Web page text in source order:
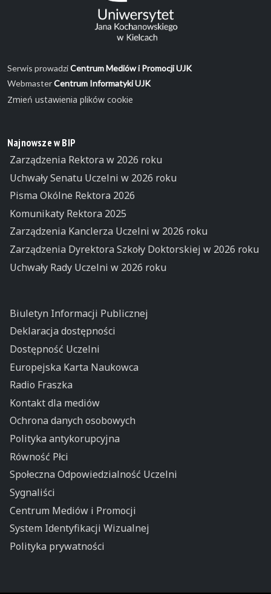
Serwis prowadziCentrum Mediów i Promocji UJK
WebmasterCentrum Informatyki UJK
Zmień ustawienia plików cookie
Najnowsze w BIP
Zarządzenia Rektora w 2026 roku
Uchwały Senatu Uczelni w 2026 roku
Pisma Okólne Rektora 2026
Komunikaty Rektora 2025
Zarządzenia Kanclerza Uczelni w 2026 roku
Zarządzenia Dyrektora Szkoły Doktorskiej w 2026 roku
Uchwały Rady Uczelni w 2026 roku
Biuletyn Informacji Publicznej
Deklaracja dostępności
Dostępność Uczelni
Europejska Karta Naukowca
Radio Fraszka
Kontakt dla mediów
Ochrona danych osobowych
Polityka antykorupcyjna
Równość Płci
Społeczna Odpowiedzialność Uczelni
Sygnaliści
Centrum Mediów i Promocji
System Identyfikacji Wizualnej
Polityka prywatności